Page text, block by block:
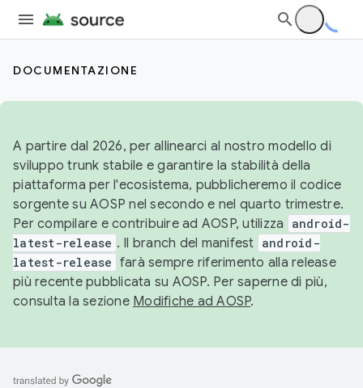
DOCUMENTAZIONE
A partire dal 2026, per allinearci al nostro modello di
sviluppo trunk stabile e garantire la stabilità della
piattaforma per l'ecosistema, pubblicheremo il codice
sorgente su AOSP nel secondo e nel quarto trimestre.
Per compilare e contribuire ad AOSP, utilizza
android-
latest-release . Il branch del manifest android-
latest-release farà sempre riferimento alla release
più recente pubblicata su AOSP. Per saperne di più,
consulta la sezione Modifiche ad AOSP.